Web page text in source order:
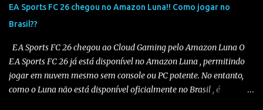
EA Sports FC 26 chegou no Amazon Luna!! Como jogar no
Brasil??
EA Sports FC 26 chegou ao Cloud Gaming pelo Amazon Luna O
EA Sports FC 26 já está disponível no Amazon Luna , permitindo
jogar em nuvem mesmo sem console ou PC potente. No entanto,
como o Luna não está disponível oficialmente no Brasil , é